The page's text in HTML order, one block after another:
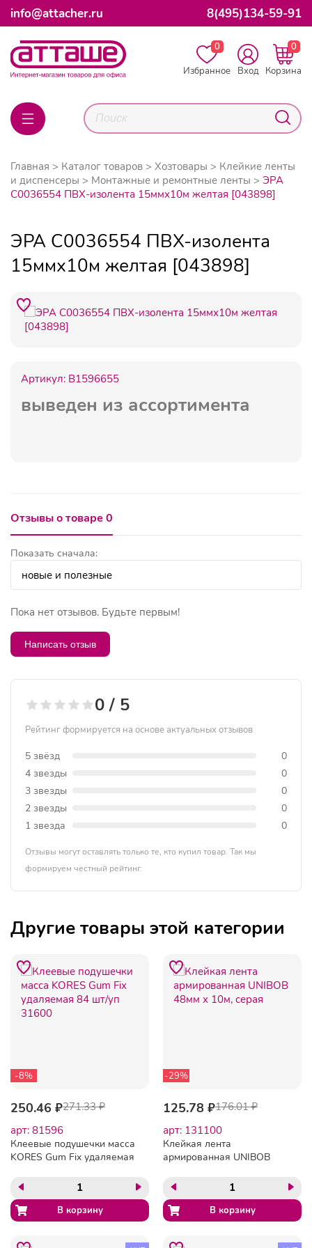
info@attacher.ru 8(495)134-59-91
0
Избранное
Вход
0
Корзина
Главная Каталог товаров Хозтовары
Клейкие ленты
и диспенсеры
Монтажные и ремонтные ленты
ЭРА
C0036554 ПВХ-изолента 15ммх10м желтая [043898]
ЭРА C0036554 ПВХ-изолента
15ммх10м желтая [043898]
Артикул: B1596655
выведен из ассортимента
Отзывы о товаре 0
Показать сначала:
Пока нет отзывов. Будьте первым!
Написать отзыв
0 / 5
Рейтинг формируется на основе актуальных отзывов
5 звёзд
0
4 звезды
0
3 звезды
0
2 звезды
0
1 звезда
0
Отзывы могут оставлять только те, кто купил товар. Так мы
формируем честный рейтинг.
Другие товары этой категории
-8%
250.46 ₽271.33 ₽
арт: 81596
Клеевые подушечки масса
KORES Gum Fix удаляемая
-29%
125.78 ₽176.01 ₽
арт: 131100
Клейкая лента
армированная UNIBOB